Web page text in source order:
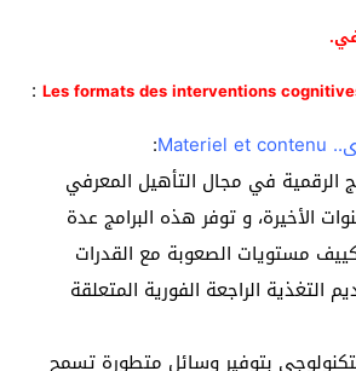
Les formats des interventions
:
:
الرقمية في مجال التأهيل المعرفي
الأخيرة، و توفر هذه البرامج عدة
مستويات الصعوبة مع القدرات
التغذية الراجعة الفورية المتعلقة
بتوفير وسائل متطورة تسمح